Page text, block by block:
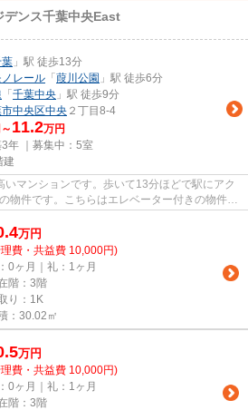
デンス千葉中央East
」駅 徒歩13分
レール 「 葭川公園 」駅 徒歩6分
「 千葉中央 」駅 徒歩9分
中央区中央 ２丁目8-4
11.2万円
年 ｜募集中： 5室
建
マンションです。歩いて13分ほどで駅にアク
物件です。こちらはエレベーター付きの物件で
万円
費・共益費 10,000円)
0ヶ月｜礼：1ヶ月
階：3階
り：1K
：30.02㎡
万円
費・共益費 10,000円)
0ヶ月｜礼：1ヶ月
階：3階